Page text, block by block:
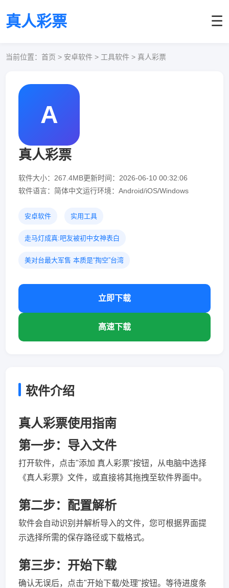
真人彩票 ☰
当前位置：首页 > 安卓软件 > 工具软件 > 真人彩票
A
真人彩票
软件大小：267.4MB更新时间：2026-06-10 00:32:06
软件语言：简体中文运行环境：Android/iOS/Windows
安卓软件 实用工具
走马灯成真:吧友被初中女神表白
美对台最大军售 本质是“掏空”台湾
立即下载
高速下载
软件介绍
真人彩票使用指南
第一步：导入文件
打开软件，点击"添加 真人彩票"按钮，从电脑中选择
《真人彩票》文件，或直接将其拖拽至软件界面中。
第二步：配置解析
软件会自动识别并解析导入的文件，您可根据界面提
示选择所需的保存路径或下载格式。
第三步：开始下载
确认无误后，点击"开始下载/处理"按钮。等待进度条